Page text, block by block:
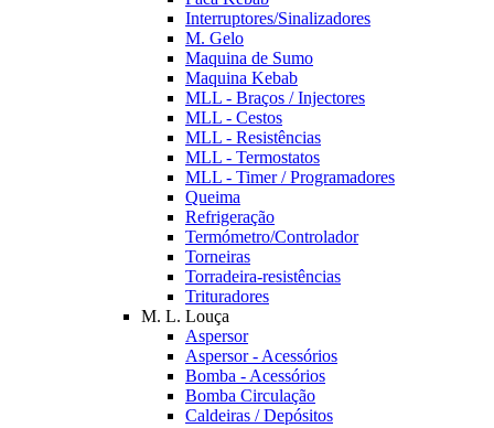
Interruptores/Sinalizadores
M. Gelo
Maquina de Sumo
Maquina Kebab
MLL - Braços / Injectores
MLL - Cestos
MLL - Resistências
MLL - Termostatos
MLL - Timer / Programadores
Queima
Refrigeração
Termómetro/Controlador
Torneiras
Torradeira-resistências
Trituradores
M. L. Louça
Aspersor
Aspersor - Acessórios
Bomba - Acessórios
Bomba Circulação
Caldeiras / Depósitos